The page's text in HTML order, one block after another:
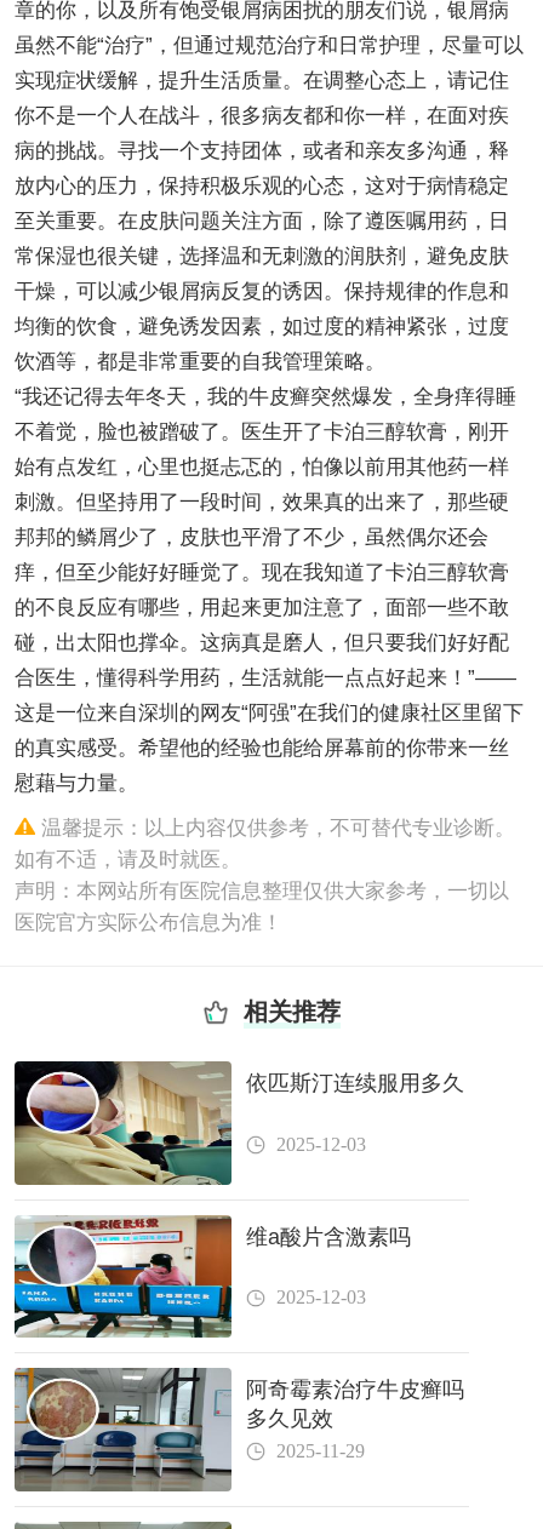
章的你，以及所有饱受银屑病困扰的朋友们说，银屑病
虽然不能“治疗”，但通过规范治疗和日常护理，尽量可以
实现症状缓解，提升生活质量。在调整心态上，请记住
你不是一个人在战斗，很多病友都和你一样，在面对疾
病的挑战。寻找一个支持团体，或者和亲友多沟通，释
放内心的压力，保持积极乐观的心态，这对于病情稳定
至关重要。在皮肤问题关注方面，除了遵医嘱用药，日
常保湿也很关键，选择温和无刺激的润肤剂，避免皮肤
干燥，可以减少银屑病反复的诱因。保持规律的作息和
均衡的饮食，避免诱发因素，如过度的精神紧张，过度
饮酒等，都是非常重要的自我管理策略。
“我还记得去年冬天，我的牛皮癣突然爆发，全身痒得睡
不着觉，脸也被蹭破了。医生开了卡泊三醇软膏，刚开
始有点发红，心里也挺忐忑的，怕像以前用其他药一样
刺激。但坚持用了一段时间，效果真的出来了，那些硬
邦邦的鳞屑少了，皮肤也平滑了不少，虽然偶尔还会
痒，但至少能好好睡觉了。现在我知道了卡泊三醇软膏
的不良反应有哪些，用起来更加注意了，面部一些不敢
碰，出太阳也撑伞。这病真是磨人，但只要我们好好配
合医生，懂得科学用药，生活就能一点点好起来！”——
这是一位来自深圳的网友“阿强”在我们的健康社区里留下
的真实感受。希望他的经验也能给屏幕前的你带来一丝
慰藉与力量。
温馨提示：以上内容仅供参考，不可替代专业诊断。
如有不适，请及时就医。
声明：本网站所有医院信息整理仅供大家参考，一切以
医院官方实际公布信息为准！
相关推荐
依匹斯汀连续服用多久
2025-12-03
维a酸片含激素吗
2025-12-03
阿奇霉素治疗牛皮癣吗
多久见效
2025-11-29